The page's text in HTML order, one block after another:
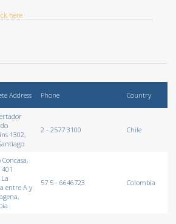
here
Address Phone Country
1302,
2 - 2577 3100 Chile
entre A y
57 5 - 6646723 Colombia